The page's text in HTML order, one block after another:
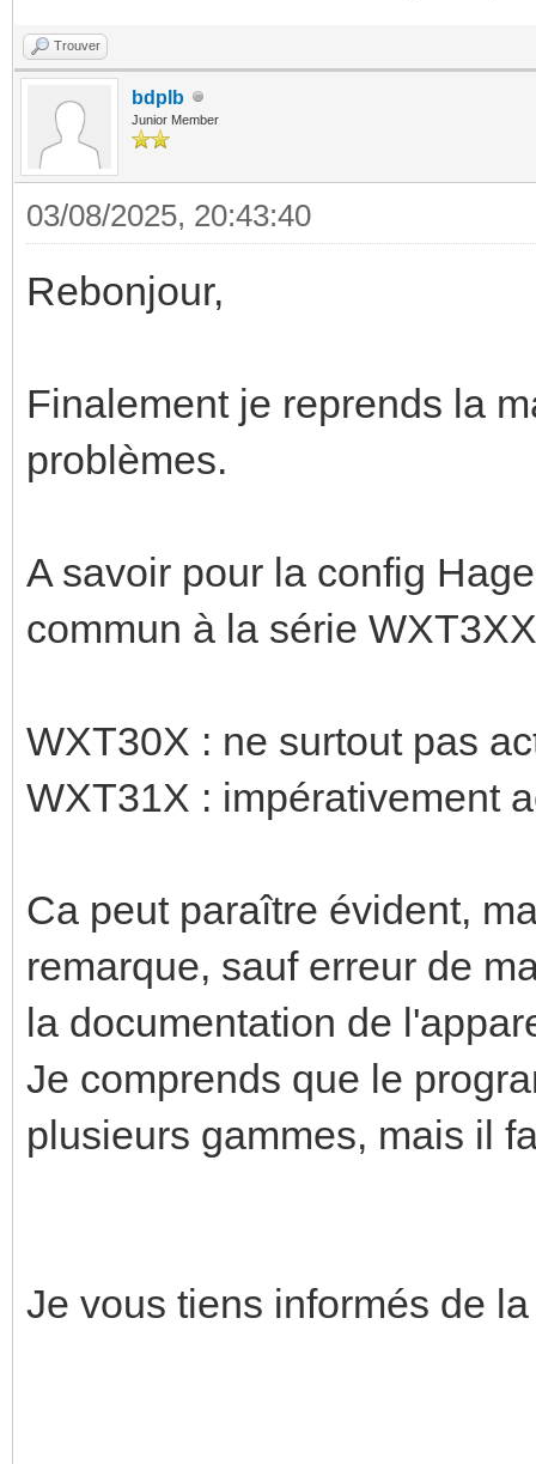
Trouver
bdplb
Junior Member
03/08/2025, 20:43:40
Rebonjour,
Finalement je reprends la
problèmes.
A savoir pour la config
commun à la série
WXT30X : ne surtout pas
WXT31X : impérativement
Ca peut paraître évident,
remarque, sauf erreur de
la documentation de
Je comprends que le
plusieurs gammes, mais il
Je vous tiens informés de